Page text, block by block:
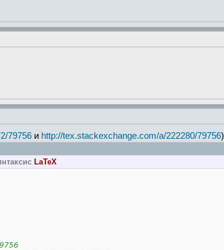
79756 и http://tex.stackexchange.com/a/222280/79756)
LaTeX